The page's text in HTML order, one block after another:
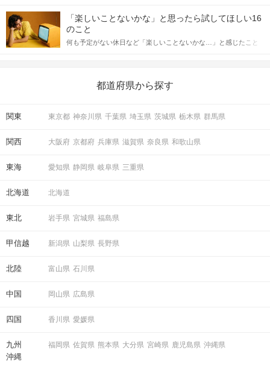
合にどのような行動に繋げるべきかをご紹介していきます。
しかし、中には「どう誘ったらいいの？」とお困りの男性もいら
っしゃるのではないでしょうか。 そこで今回は、男性から女性へ
送るLINEでのデートの誘い方のコツをご紹介します。例文も混じ
えながら解説するので、ぜひ参考にしてください。
「楽しいことないかな」と思ったら試してほしい16
のこと
何も予定がない休日など「楽しいことないかな…」と感じたこと
の楽しいことアイデアを集めました♪ いままさに楽しいことを探し
都道府県から探す
関東 東京都 神奈川県 千葉県 埼玉県 茨城県 栃木県 群馬県
関西 大阪府 京都府 兵庫県 滋賀県 奈良県 和歌山県
東海 愛知県 静岡県 岐阜県 三重県
北海道 北海道
東北 岩手県 宮城県 福島県
甲信越 新潟県 山梨県 長野県
北陸 富山県 石川県
中国 岡山県 広島県
四国 香川県 愛媛県
九州
沖縄
福岡県 佐賀県 熊本県 大分県 宮崎県 鹿児島県 沖縄県